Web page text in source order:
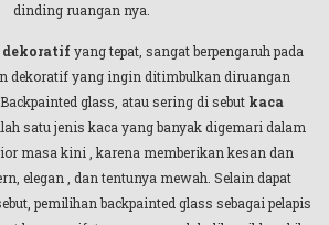
dinding ruangan nya.
dekoratifyang tepat, sangat berpengaruh pada
dekoratif yang ingin ditimbulkan diruangan
glass, atau sering di sebut kaca
satu jenis kaca yang banyak digemari dalam
masa kini , karena memberikan kesan dan
elegan , dan tentunya mewah. Selain dapat
pemilihan backpainted glass sebagai pelapis